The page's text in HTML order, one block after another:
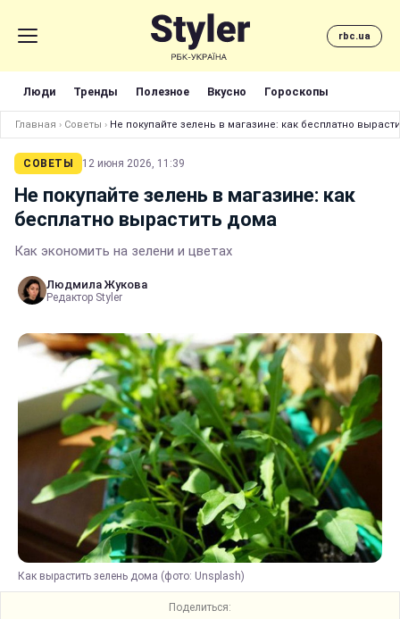
rbc.ua
Люди Тренды Полезное Вкусно Гороскопы
Главная › Советы › Не покупайте зелень в магазине: как бесплатно
СОВЕТЫ 12 июня 2026, 11:39
Не покупайте зелень в магазине: как
бесплатно вырастить дома
Как экономить на зелени и цветах
Людмила Жукова
Редактор Styler
Как вырастить зелень дома (фото: Unsplash)
Поделиться: